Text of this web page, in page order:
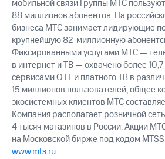
мобильной связи Группы МТС
88 миллионов абонентов. На
бизнеса МТС занимает лидирующие
крупнейшую 82-миллионную
Фиксированными услугами МТС —
в интернет и ТВ — охвачено более
сервисами OTT и платного ТВ в
15 миллионов пользователей, общее
экосистемных клиентов МТС
Компания располагает розничной
4 тысяч магазинов в России. Акции
на Московской бирже под кодом
www.mts.ru